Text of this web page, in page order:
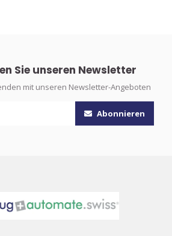
Sie unseren Newsletter
mit unseren Newsletter-Angeboten
Abonnieren